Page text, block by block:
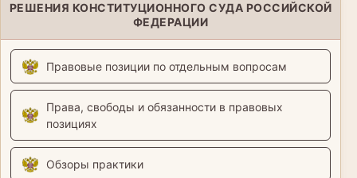
РЕШЕНИЯ КОНСТИТУЦИОННОГО СУДА РОССИЙСКОЙ
ФЕДЕРАЦИИ
Правовые позиции по отдельным вопросам
Права, свободы и обязанности в правовых
позициях
Обзоры практики